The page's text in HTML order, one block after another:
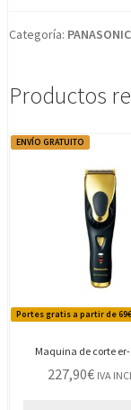
Categoría: PANASONIC
Productos
Portes gratis a partir de 69€
ENVÍO GRATUITO
Maquina de corte
227,90€ IVA